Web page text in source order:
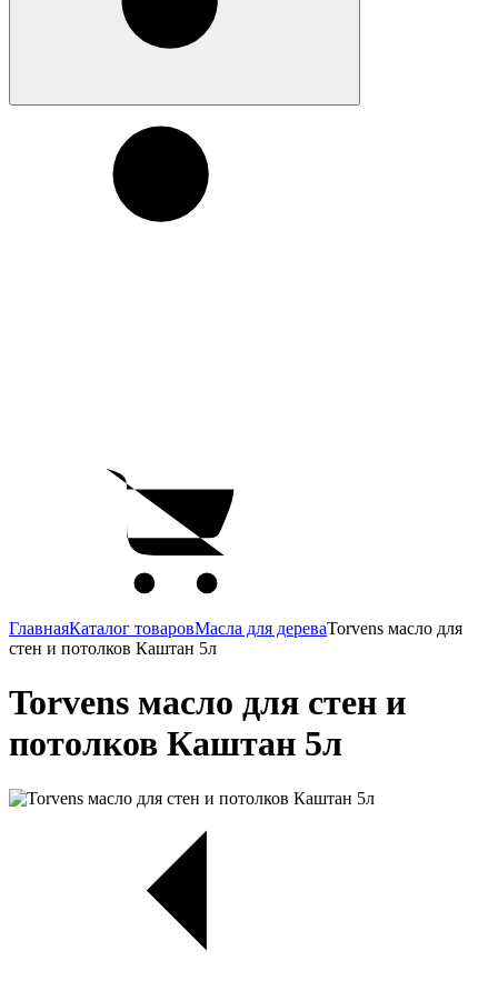
ГлавнаяКаталог товаровМасла для дереваTorvens масло для
стен и потолков Каштан 5л
Torvens масло для стен и
потолков Каштан 5л